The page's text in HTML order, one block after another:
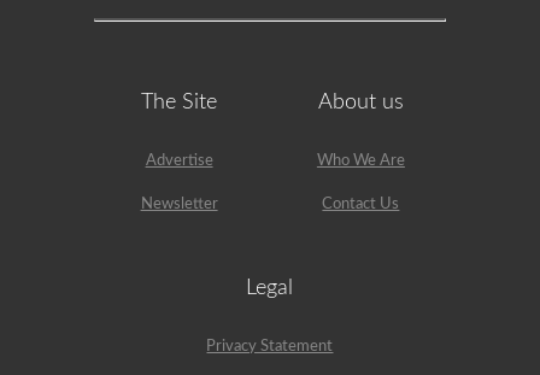
The Site
Advertise
Newsletter
About us
Who We Are
Contact Us
Legal
Privacy Statement